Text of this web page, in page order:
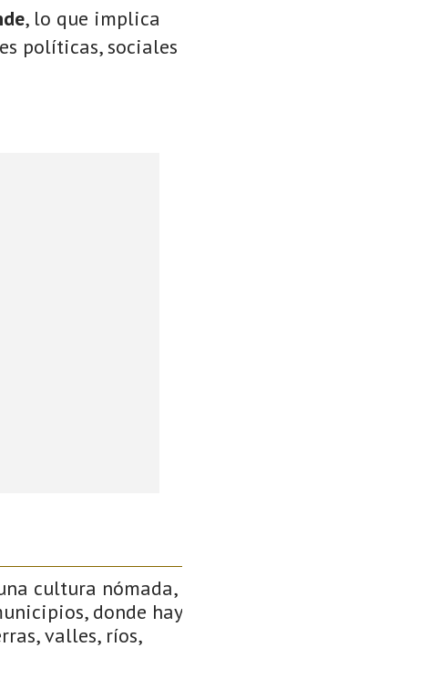
, lo que implica
políticas, sociales
cultura nómada,
donde hay
valles, ríos,